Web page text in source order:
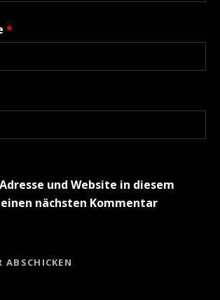
*
und Website in diesem
nächsten Kommentar